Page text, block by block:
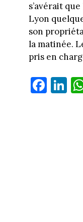
s’avérait
Lyon
son
la matinée.
pris en
Fa
ce
Li
nk